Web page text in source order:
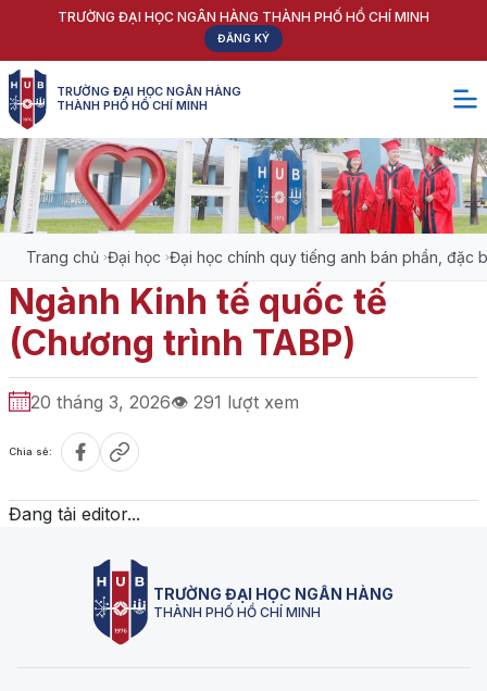
TRƯỜNG ĐẠI HỌC NGÂN HÀNG THÀNH PHỐ HỒ CHÍ MINH
ĐĂNG KÝ
TRƯỜNG ĐẠI HỌC NGÂN HÀNG
THÀNH PHỐ HỒ CHÍ MINH
NGÀNH KINH TẾ QUỐC TẾ
(CHƯƠNG TRÌNH TABP)
Trang chủ Đại học Đại học chính quy tiếng anh bán phần, đặc
Ngành Kinh tế quốc tế
(Chương trình TABP)
20 tháng 3, 2026👁 291 lượt xem
Chia sẻ:
Đang tải editor...
TRƯỜNG ĐẠI HỌC NGÂN HÀNG
THÀNH PHỐ HỒ CHÍ MINH